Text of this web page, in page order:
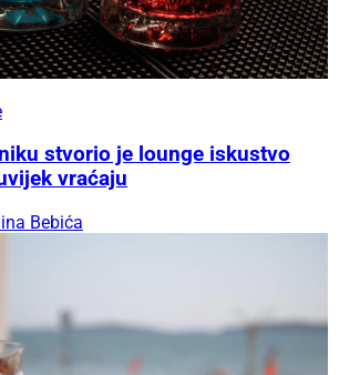
stvorio je lounge iskustvo
vraćaju
Bebića